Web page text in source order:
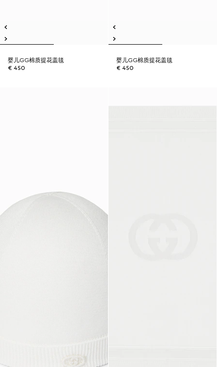
婴儿GG棉质提花盖毯
€ 450
婴儿GG棉质提花盖毯
€ 450